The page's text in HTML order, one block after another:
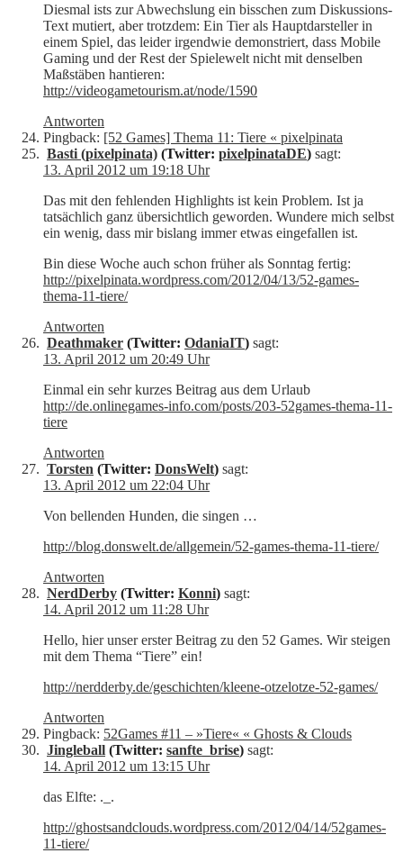
Diesmal ists zur Abwechslung ein bisschen zum Diskussions-
Text mutiert, aber trotzdem: Ein Tier als Hauptdarsteller in
einem Spiel, das leider irgendwie demonstriert, dass Mobile
Gaming und der Rest der Spielewelt nicht mit denselben
Maßstäben hantieren:
http://videogametourism.at/node/1590
Antworten
Pingback: [52 Games] Thema 11: Tiere « pixelpinata
Basti (pixelpinata) (Twitter: pixelpinataDE) sagt:
13. April 2012 um 19:18 Uhr
Das mit den fehlenden Highlights ist kein Problem. Ist ja
tatsächlich ganz übersichtlich geworden. Wundere mich selbst
ein wenig, dass mir bislang immer etwas eingefallen ist.
Bin diese Woche auch schon früher als Sonntag fertig:
http://pixelpinata.wordpress.com/2012/04/13/52-games-
thema-11-tiere/
Antworten
Deathmaker (Twitter: OdaniaIT) sagt:
13. April 2012 um 20:49 Uhr
Einmal ein sehr kurzes Beitrag aus dem Urlaub
http://de.onlinegames-info.com/posts/203-52games-thema-11-
tiere
Antworten
Torsten (Twitter: DonsWelt) sagt:
13. April 2012 um 22:04 Uhr
Von bellenden Hunden, die singen …
http://blog.donswelt.de/allgemein/52-games-thema-11-tiere/
Antworten
NerdDerby (Twitter: Konni) sagt:
14. April 2012 um 11:28 Uhr
Hello, hier unser erster Beitrag zu den 52 Games. Wir steigen
mit dem Thema “Tiere” ein!
http://nerdderby.de/geschichten/kleene-otzelotze-52-games/
Antworten
Pingback: 52Games #11 – »Tiere« « Ghosts & Clouds
Jingleball (Twitter: sanfte_brise) sagt:
14. April 2012 um 13:15 Uhr
das Elfte: ._.
http://ghostsandclouds.wordpress.com/2012/04/14/52games-
11-tiere/